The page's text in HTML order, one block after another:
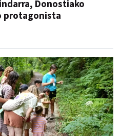
Donostiako
protagonista